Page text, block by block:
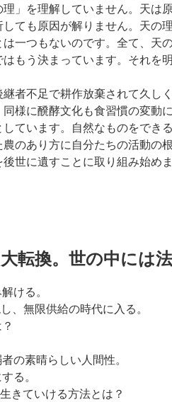
」を理解していません。天
ても原因が解りません。天
一つもないのです。全て、天
もう決まっています。それを
者不足で耕作放棄されて久
様に醗酵文化も食習慣の変動
ています。自然なものをで
のあり方に自分たちの活動の
世に遺すことに取り組み始め
転換。世の中には
ける。
無限供給の時代に入る。
の素晴らしい人間性。
る。
きていける方法とは？